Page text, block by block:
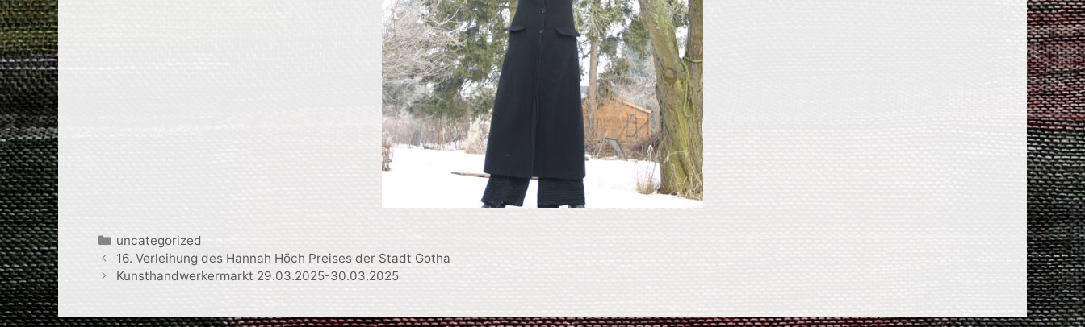
Kategorien
uncategorized
16. Verleihung des Hannah Höch Preises der Stadt Gotha
Kunsthandwerkermarkt 29.03.2025-30.03.2025